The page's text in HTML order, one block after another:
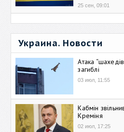
25 сен, 09:01
Украина. Новости
Атака
загиблі
03 июл, 11:55
Кабмін
Креміня
02 июл, 17:25